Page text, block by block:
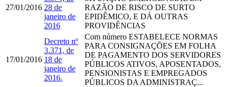
27/01/2016 28 de
janeiro de
2016
RAZÃO DE RISCO DE SURTO
EPIDÊMICO, E DÁ OUTRAS
PROVIDÊNCIAS
17/01/2016
Decreto nº
3.371, de
18 de
janeiro de
2016.
Com número ESTABELECE NORMAS
PARA CONSIGNAÇÕES EM FOLHA
DE PAGAMENTO DOS SERVIDORES
PÚBLICOS ATIVOS, APOSENTADOS,
PENSIONISTAS E EMPREGADOS
PÚBLICOS DA ADMINISTRAÇ...